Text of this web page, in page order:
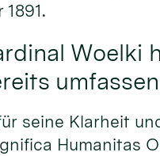
Woelki
seine Klarheit
Humanitas